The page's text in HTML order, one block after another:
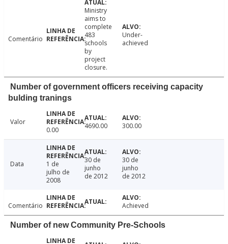
Comentário
Ministry
aims to
complete
483
schools
by
project
closure.
Under-
achieved
Number of government officers receiving capacity
bulding tranings
Valor
0.00
4690.00 300.00
Data
1 de
julho de
2008
30 de
junho
de 2012
30 de
junho
de 2012
Comentário Achieved
Number of new Community Pre-Schools